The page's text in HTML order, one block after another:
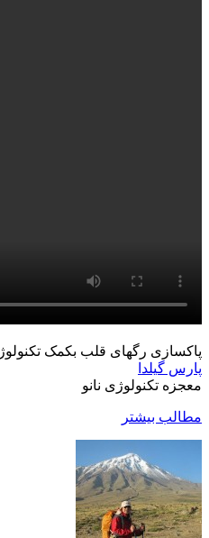
رگهای قلب بکمک تکنولوژی نانو
تکنولوژی نانو
بیشتر